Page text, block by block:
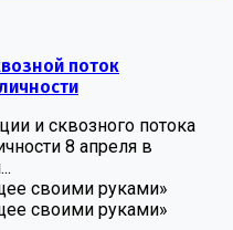
поток
и сквозного потока
8 апреля в
своими руками»
своими руками»